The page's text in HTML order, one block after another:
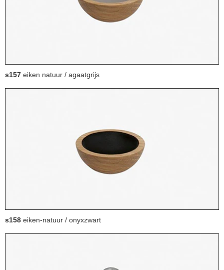
s157 eiken natuur / agaatgrijs
s158 eiken-natuur / onyxzwart